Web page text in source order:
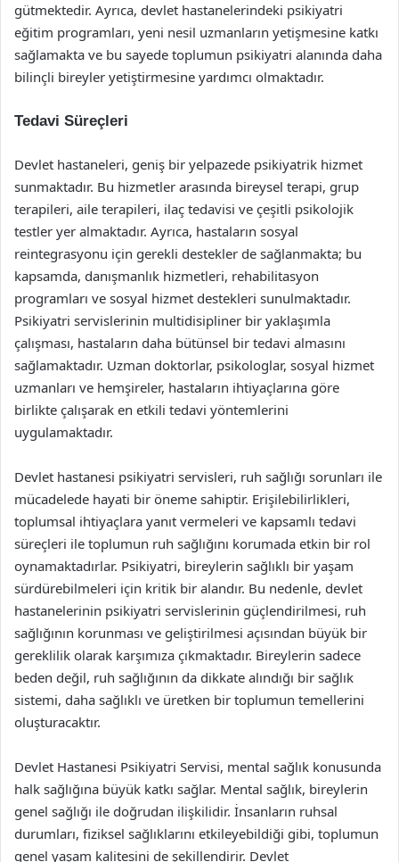
gütmektedir. Ayrıca, devlet hastanelerindeki psikiyatri
eğitim programları, yeni nesil uzmanların yetişmesine katkı
sağlamakta ve bu sayede toplumun psikiyatri alanında daha
bilinçli bireyler yetiştirmesine yardımcı olmaktadır.
Tedavi Süreçleri
Devlet hastaneleri, geniş bir yelpazede psikiyatrik hizmet
sunmaktadır. Bu hizmetler arasında bireysel terapi, grup
terapileri, aile terapileri, ilaç tedavisi ve çeşitli psikolojik
testler yer almaktadır. Ayrıca, hastaların sosyal
reintegrasyonu için gerekli destekler de sağlanmakta; bu
kapsamda, danışmanlık hizmetleri, rehabilitasyon
programları ve sosyal hizmet destekleri sunulmaktadır.
Psikiyatri servislerinin multidisipliner bir yaklaşımla
çalışması, hastaların daha bütünsel bir tedavi almasını
sağlamaktadır. Uzman doktorlar, psikologlar, sosyal hizmet
uzmanları ve hemşireler, hastaların ihtiyaçlarına göre
birlikte çalışarak en etkili tedavi yöntemlerini
uygulamaktadır.
Devlet hastanesi psikiyatri servisleri, ruh sağlığı sorunları ile
mücadelede hayati bir öneme sahiptir. Erişilebilirlikleri,
toplumsal ihtiyaçlara yanıt vermeleri ve kapsamlı tedavi
süreçleri ile toplumun ruh sağlığını korumada etkin bir rol
oynamaktadırlar. Psikiyatri, bireylerin sağlıklı bir yaşam
sürdürebilmeleri için kritik bir alandır. Bu nedenle, devlet
hastanelerinin psikiyatri servislerinin güçlendirilmesi, ruh
sağlığının korunması ve geliştirilmesi açısından büyük bir
gereklilik olarak karşımıza çıkmaktadır. Bireylerin sadece
beden değil, ruh sağlığının da dikkate alındığı bir sağlık
sistemi, daha sağlıklı ve üretken bir toplumun temellerini
oluşturacaktır.
Devlet Hastanesi Psikiyatri Servisi, mental sağlık konusunda
halk sağlığına büyük katkı sağlar. Mental sağlık, bireylerin
genel sağlığı ile doğrudan ilişkilidir. İnsanların ruhsal
durumları, fiziksel sağlıklarını etkileyebildiği gibi, toplumun
genel yaşam kalitesini de şekillendirir. Devlet